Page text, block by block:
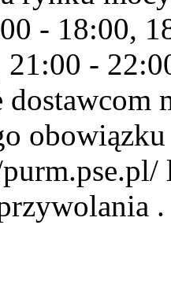
- 18:00,
21:00 -